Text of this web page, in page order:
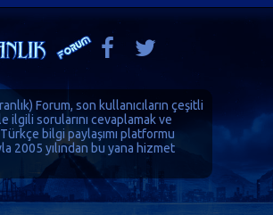
) Forum, son kullanıcıların çeşitli
ilgili sorularını cevaplamak ve
bilgi paylaşımı platformu
2005 yılından bu yana hizmet